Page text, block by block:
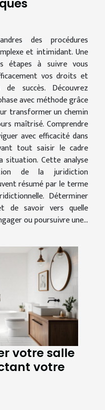
des procédures
et intimidant. Une
étapes à suivre vous
vos droits et
de succès. Découvrez
avec méthode grâce
transformer un chemin
maîtrisé. Comprendre
avec efficacité dans
tout saisir le cadre
situation. Cette analyse
de la juridiction
résumé par le terme
Déterminer
de savoir vers quelle
ou poursuivre une...
votre salle
votre